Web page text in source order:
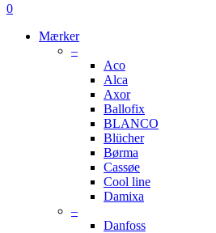
søge
0
Mærker
–
Aco
Alca
Axor
Ballofix
BLANCO
Blücher
Børma
Cassøe
Cool line
Damixa
–
Danfoss